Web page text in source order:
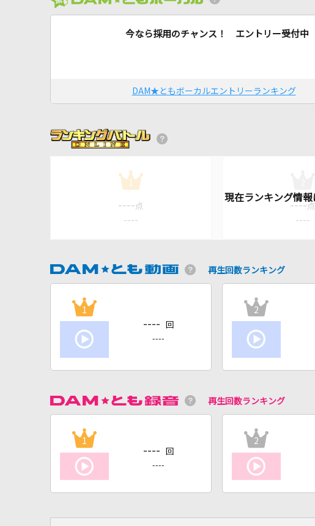
今なら採用のチャンス！ エントリー受付中
DAM★ともボーカルエントリーランキング
1
---- 点
----
---- 点
----
再生回数ランキング
1
---- 回
----
2
再生回数ランキング
1
---- 回
----
2